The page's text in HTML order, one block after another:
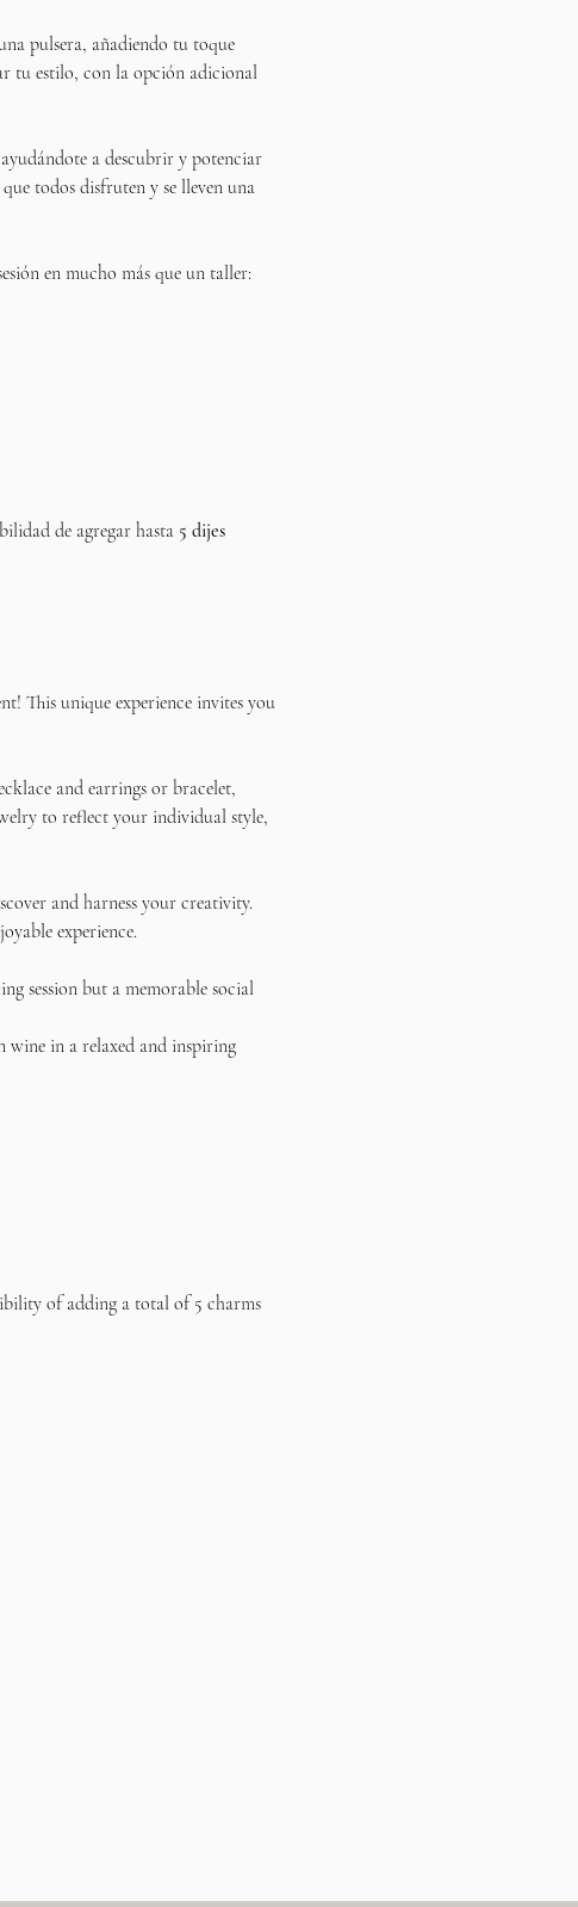
pulsera, añadiendo tu toque
tu estilo, con la opción adicional
ayudándote a descubrir y potenciar
todos disfruten y se lleven una
en mucho más que un taller:
de agregar hasta 5 dijes
This unique experience invites you
and earrings or bracelet,
to reflect your individual style,
and harness your creativity.
experience.
session but a memorable social
wine in a relaxed and inspiring
of adding a total of 5 charms